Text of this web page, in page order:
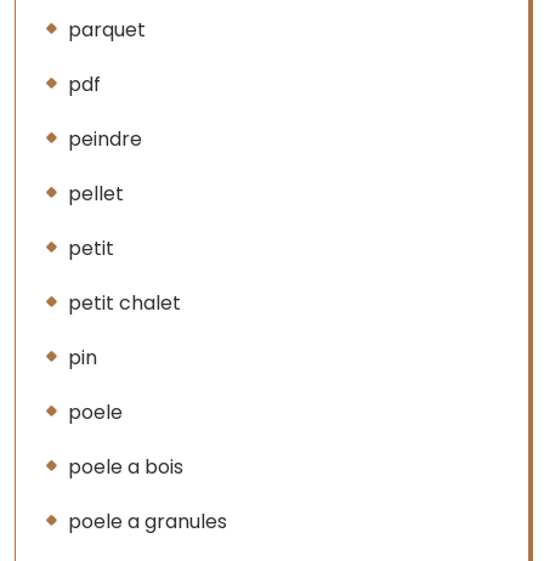
parquet
pdf
peindre
pellet
petit
petit chalet
pin
poele
poele a bois
poele a granules